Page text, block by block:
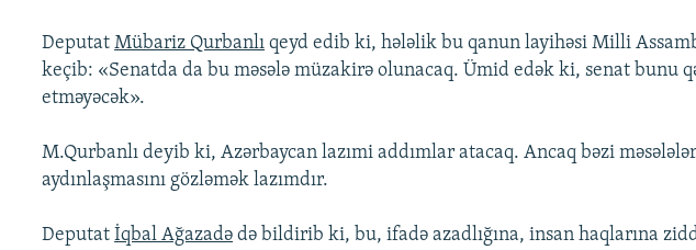
DeputatMübariz Qurbanlı qeyd edib ki, hələlik bu qanun layihəsi Milli
keçib: «Senatda da bu məsələ müzakirə olunacaq. Ümid edək ki, senat bunu
etməyəcək».
M.Qurbanlı deyib ki, Azərbaycan lazımi addımlar atacaq. Ancaq bəzi
aydınlaşmasını gözləmək lazımdır.
Deputatİqbal Ağazadə də bildirib ki, bu, ifadə azadlığına, insan haqlarına